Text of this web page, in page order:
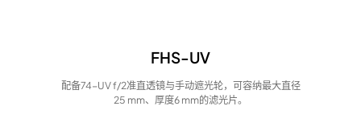
FHS-UV
配备74-UV f/2准直透镜与手动遮光轮，可容纳最大直径
25 mm、厚度6 mm的滤光片。